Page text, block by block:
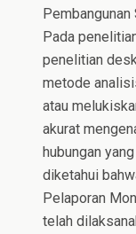
Pembangunan
Pada
penelitian
metode
atau
akurat
hubungan
diketahui
Pelaporan
telah